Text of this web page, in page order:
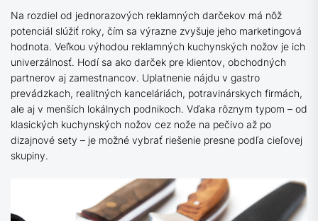
Na rozdiel od jednorazových reklamných darčekov má nôž
potenciál slúžiť roky, čím sa výrazne zvyšuje jeho marketingová
hodnota. Veľkou výhodou reklamných kuchynských nožov je ich
univerzálnosť. Hodí sa ako darček pre klientov, obchodných
partnerov aj zamestnancov. Uplatnenie nájdu v gastro
prevádzkach, realitných kanceláriách, potravinárskych firmách,
ale aj v menších lokálnych podnikoch. Vďaka rôznym typom – od
klasických kuchynských nožov cez nože na pečivo až po
dizajnové sety – je možné vybrať riešenie presne podľa cieľovej
skupiny.